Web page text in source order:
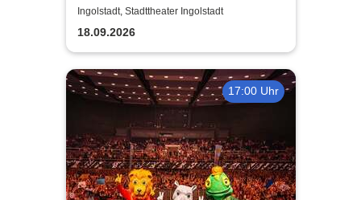
Gschicht'n
Ingolstadt, Stadttheater Ingolstadt
18.09.2026
17:00 Uhr